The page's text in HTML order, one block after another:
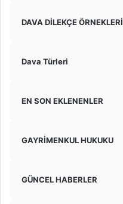
DAVA DİLEKÇE ÖRNEKLERİ
Dava Türleri
EN SON EKLENENLER
GAYRİMENKUL HUKUKU
GÜNCEL HABERLER